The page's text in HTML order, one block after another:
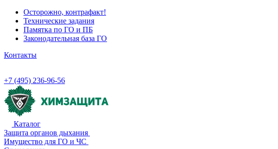
Осторожно, контрафакт!
Технические задания
Памятка по ГО и ПБ
Законодательная база ГО
Контакты
+7 (495) 236-96-56
Каталог
Защита органов дыхания
Имущество для ГО и ЧС